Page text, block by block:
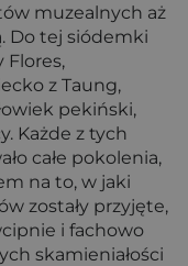
muzealnych aż
Do tej siódemki
Flores,
z Taung,
pekiński,
Każde z tych
całe pokolenia,
na to, w jaki
zostały przyjęte,
i fachowo
skamieniałości